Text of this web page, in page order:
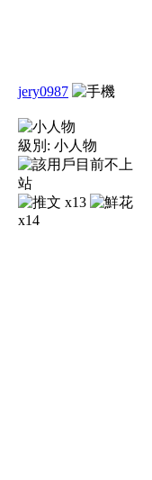
jery0987
級別: 小人物
x13
x14